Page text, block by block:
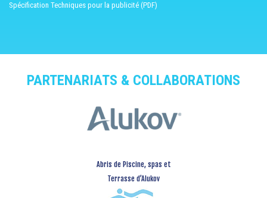
Spécification Techniques pour la publicité (PDF)
PARTENARIATS & COLLABORATIONS
Abris de Piscine, spas et
Terrasse d’Alukov